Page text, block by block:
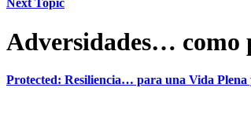
Next Topic
Adversidades… como
Protected: Resiliencia… para una Vida Plena